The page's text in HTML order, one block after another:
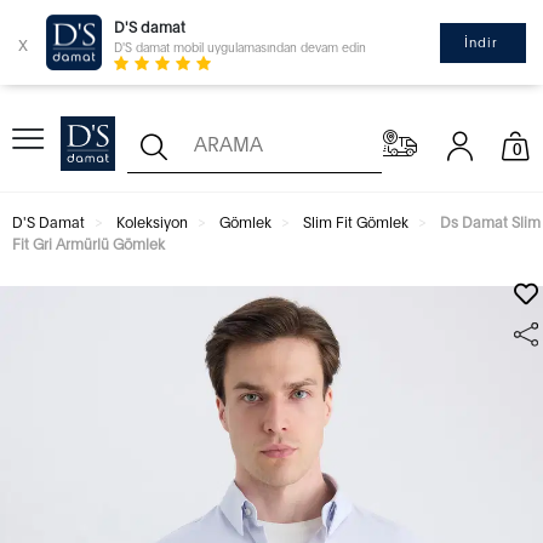
x
D'S damat
D'S damat mobil uygulamasından devam edin İndir
0
D'S Damat Koleksiyon Gömlek Slim Fit Gömlek
Ds Damat Slim
Fit Gri Armürlü Gömlek